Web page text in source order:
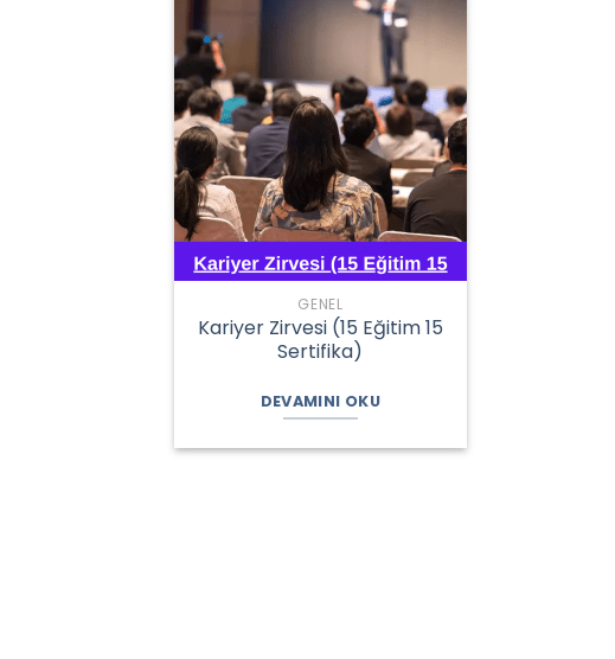
GENEL
Kariyer Zirvesi (15 Eğitim 15
Sertifika)
DEVAMINI OKU